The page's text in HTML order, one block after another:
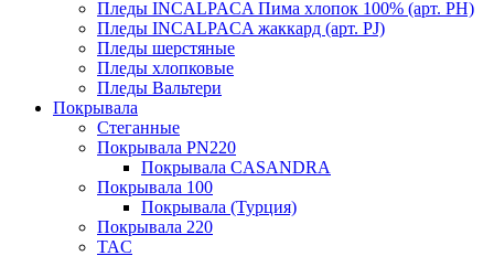
Пледы INCALPACA Пима хлопок 100% (арт. PH)
Пледы INCALPACA жаккард (арт. PJ)
Пледы шерстяные
Пледы хлопковые
Пледы Вальтери
Покрывала
Стеганные
Покрывала PN220
Покрывала CASANDRA
Покрывала 100
Покрывала (Турция)
Покрывала 220
TAC